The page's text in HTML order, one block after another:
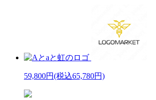
59,800円(税込65,780円)